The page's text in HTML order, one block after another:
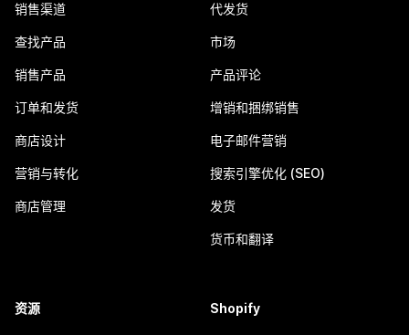
销售渠道
查找产品
销售产品
订单和发货
商店设计
营销与转化
商店管理
代发货
市场
产品评论
增销和捆绑销售
电子邮件营销
搜索引擎优化 (SEO)
发货
货币和翻译
资源 Shopify